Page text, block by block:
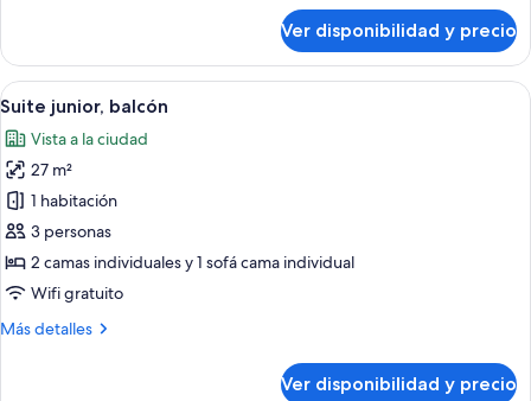
doble
estándar,
balcón,
al
jardín
Ver disponibilidad y precio
Ver
todas
las
fotos
de
Suite
junior,
balcón
Una habitación de hotel con balcón,
5
Suite junior, balcón
Vista a la ciudad
27 m²
1 habitación
3 personas
2 camas individuales y 1 sofá cama individual
Wifi gratuito
Más detalles
Más
Ver disponibilidad y precio